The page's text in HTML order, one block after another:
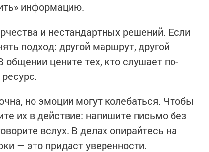
информацию.
и нестандартных решений. Если
подход: другой маршрут, другой
общении цените тех, кто слушает по-
но эмоции могут колебаться. Чтобы
их в действие: напишите письмо без
вслух. В делах опирайтесь на
— это придаст уверенности.